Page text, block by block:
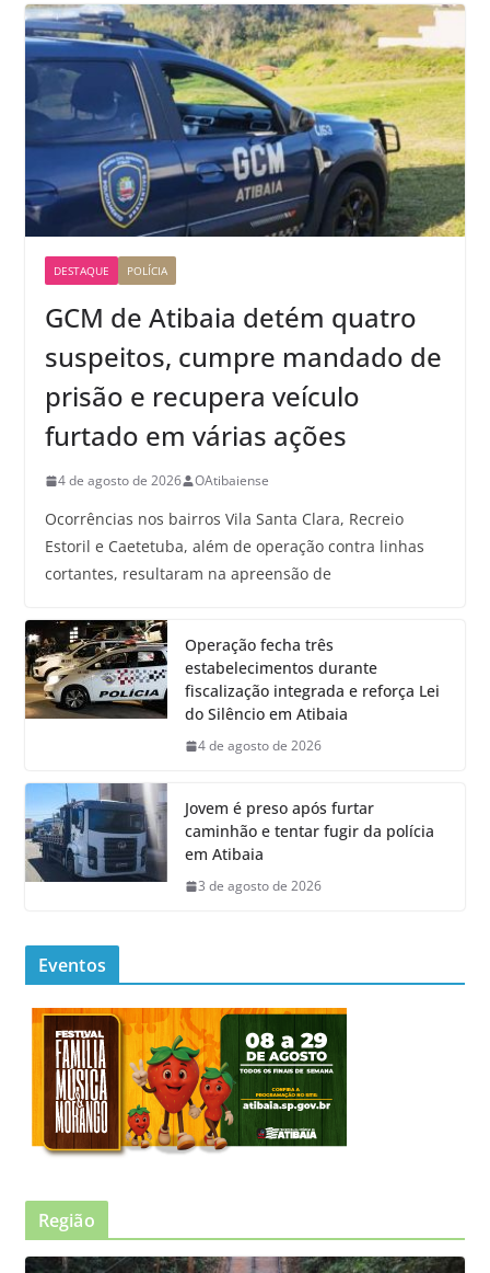
DESTAQUE POLÍCIA
GCM de Atibaia detém quatro
suspeitos, cumpre mandado de
prisão e recupera veículo
furtado em várias ações
4 de agosto de 2026 OAtibaiense
Ocorrências nos bairros Vila Santa Clara, Recreio
Estoril e Caetetuba, além de operação contra linhas
cortantes, resultaram na apreensão de
Operação fecha três
estabelecimentos durante
fiscalização integrada e reforça Lei
do Silêncio em Atibaia
4 de agosto de 2026
Jovem é preso após furtar
caminhão e tentar fugir da polícia
em Atibaia
3 de agosto de 2026
Eventos
Região